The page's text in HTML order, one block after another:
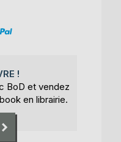
!
BoD et vendez
en librairie.